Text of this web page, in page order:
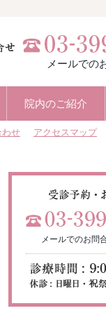
メールでの
院内のご紹介
わせ アクセスマップ
メールでのお問